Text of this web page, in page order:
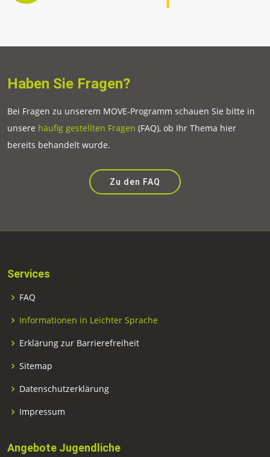
Haben Sie Fragen?
Bei Fragen zu unserem MOVE-Programm schauen Sie bitte in
unsere häufig gestellten Fragen (FAQ), ob Ihr Thema hier
bereits behandelt wurde.
Zu den FAQ
Services
FAQ
Informationen in Leichter Sprache
Erklärung zur Barrierefreiheit
Sitemap
Datenschutzerklärung
Impressum
Angebote Jugendliche